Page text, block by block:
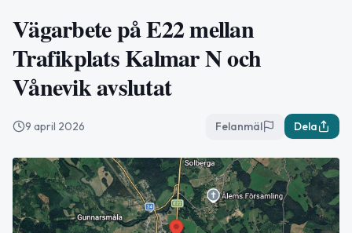
Vägarbete på E22 mellan
Trafikplats Kalmar N och
Vånevik avslutat
9 april 2026 Felanmäl Dela